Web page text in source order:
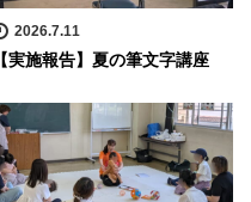
2026.7.11
【実施報告】夏の筆文字講座